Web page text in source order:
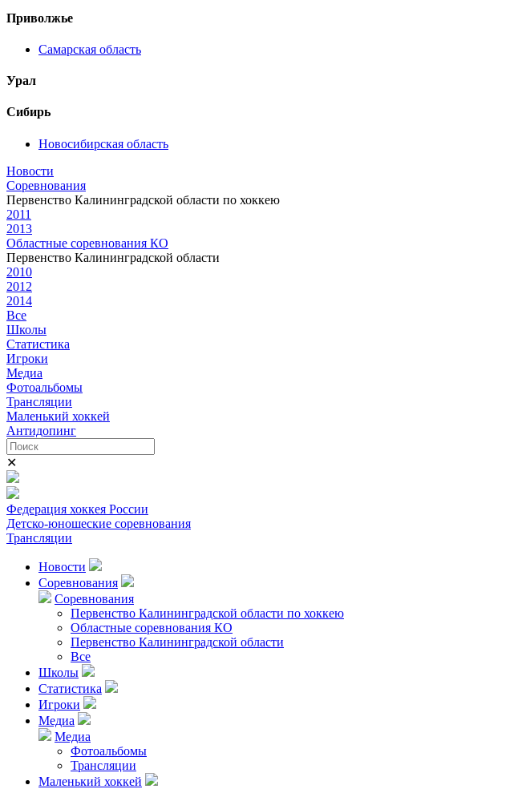
Приволжье
Самарская область
Урал
Сибирь
Новосибирская область
Новости
Соревнования
Первенство Калининградской области по хоккею
2011
2013
Областные соревнования КО
Первенство Калининградской области
2010
2012
2014
Все
Школы
Статистика
Игроки
Медиа
Фотоальбомы
Трансляции
Маленький хоккей
Антидопинг
✕
Федерация хоккея России
Детско-юношеские соревнования
Трансляции
Новости
Соревнования
Соревнования
Первенство Калининградской области по хоккею
Областные соревнования КО
Первенство Калининградской области
Все
Школы
Статистика
Игроки
Медиа
Медиа
Фотоальбомы
Трансляции
Маленький хоккей